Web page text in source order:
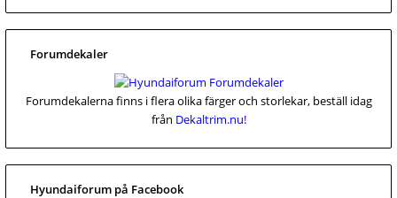
Forumdekaler
Forumdekalerna finns i flera olika färger och storlekar, beställ idag
från Dekaltrim.nu!
Hyundaiforum på Facebook